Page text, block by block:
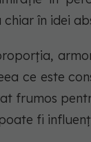
în idei
ce este
frumos
fi